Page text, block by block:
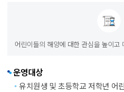
어린이들의 해양에 대한 관심을 높이
운영대상
유치원생 및 초등학교 저학년 어